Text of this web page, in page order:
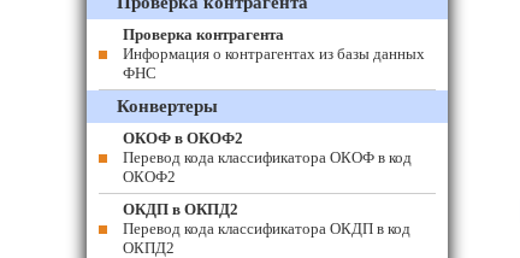
Проверка контрагента
Информация о контрагентах из базы данных
ФНС
Конвертеры
ОКОФ в ОКОФ2
Перевод кода классификатора ОКОФ в код
ОКОФ2
ОКДП в ОКПД2
Перевод кода классификатора ОКДП в код
ОКПД2